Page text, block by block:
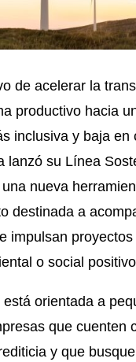
de acelerar la
productivo hacia
inclusiva y baja en
lanzó su Línea
nueva
destinada a
impulsan proyectos
o social
orientada a
que cuenten
y que